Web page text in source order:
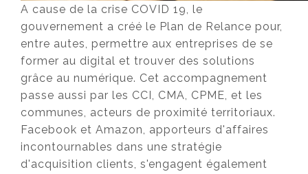
A cause de la crise COVID 19, le
gouvernement a créé le Plan de Relance pour,
entre autes, permettre aux entreprises de se
former au digital et trouver des solutions
grâce au numérique. Cet accompagnement
passe aussi par les CCI, CMA, CPME, et les
communes, acteurs de proximité territoriaux.
Facebook et Amazon, apporteurs d'affaires
incontournables dans une stratégie
d'acquisition clients, s'engagent également